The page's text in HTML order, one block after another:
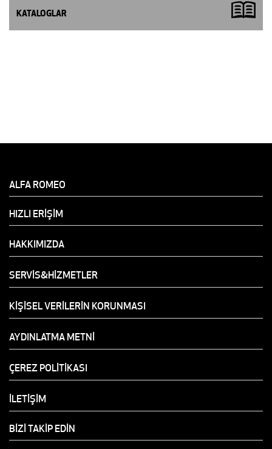
KATALOGLAR
ALFA ROMEO
HIZLI ERİŞİM
HAKKIMIZDA
SERVİS&HİZMETLER
KİŞİSEL VERİLERİN KORUNMASI
AYDINLATMA METNİ
ÇEREZ POLİTİKASI
İLETİŞİM
BİZİ TAKİP EDİN